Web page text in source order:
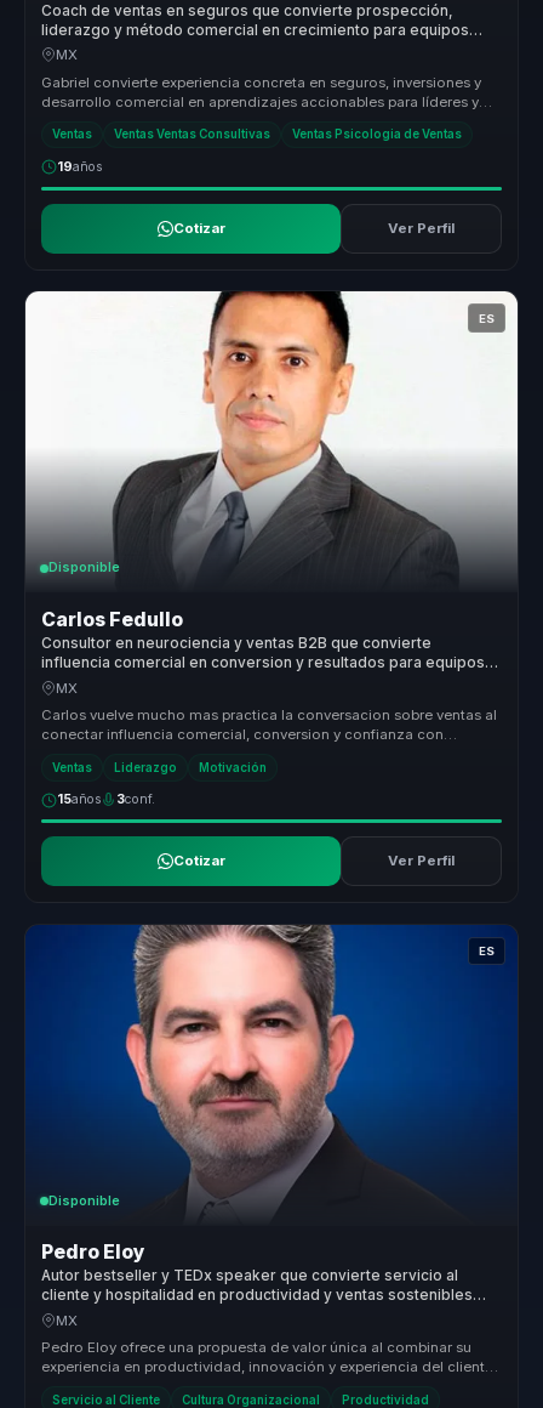
Coach de ventas en seguros que convierte prospección,
liderazgo y método comercial en crecimiento para equipos
financieros.
MX
Gabriel convierte experiencia concreta en seguros, inversiones y
desarrollo comercial en aprendizajes accionables para líderes y
Ventas Ventas Ventas Consultivas Ventas Psicologia de Ventas
19años
Cotizar Ver Perfil
ES
Disponible
Carlos Fedullo
Consultor en neurociencia y ventas B2B que convierte
influencia comercial en conversion y resultados para equipos
comerciales.
MX
Carlos vuelve mucho mas practica la conversacion sobre ventas al
conectar influencia comercial, conversion y confianza con
Ventas Liderazgo Motivación
15años 3conf.
Cotizar Ver Perfil
ES
Disponible
Pedro Eloy
Autor bestseller y TEDx speaker que convierte servicio al
cliente y hospitalidad en productividad y ventas sostenibles
para empresas.
MX
Pedro Eloy ofrece una propuesta de valor única al combinar su
experiencia en productividad, innovación y experiencia del cliente
Servicio al Cliente Cultura Organizacional Productividad